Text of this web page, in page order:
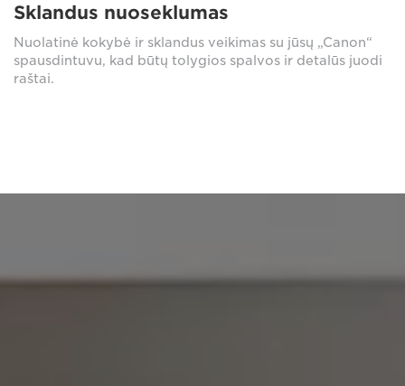
Sklandus nuoseklumas
Nuolatinė kokybė ir sklandus veikimas su jūsų „Canon“
spausdintuvu, kad būtų tolygios spalvos ir detalūs juodi
raštai.